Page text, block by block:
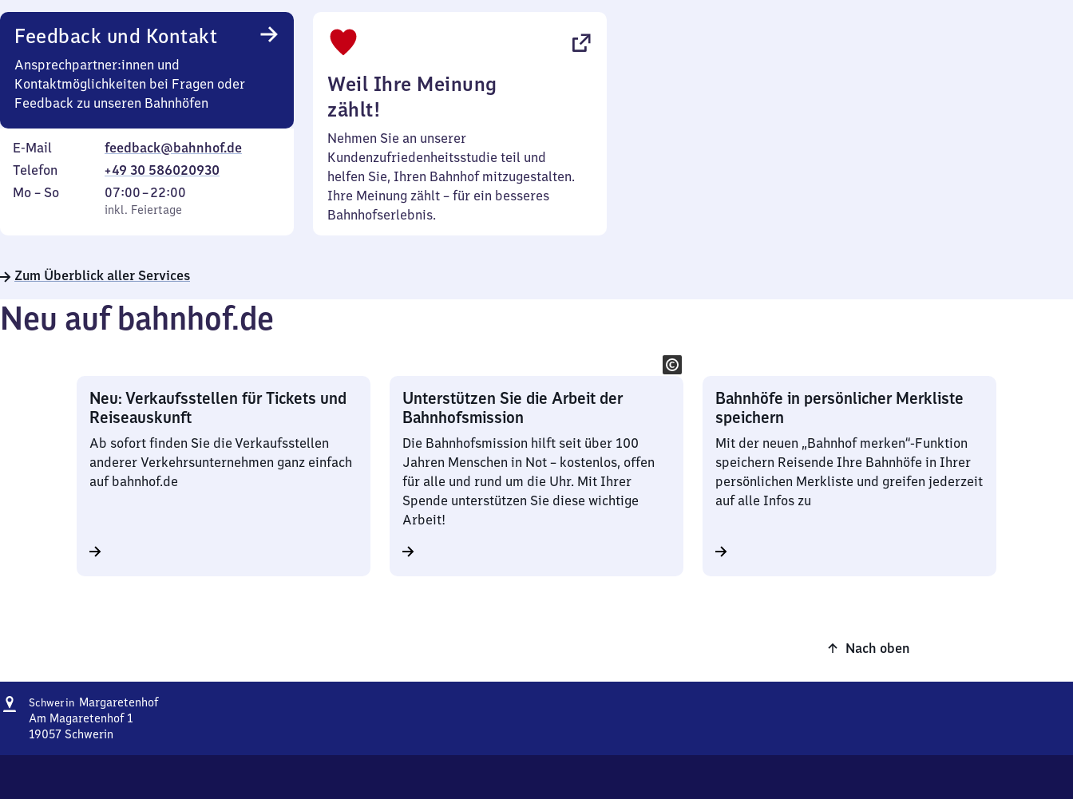
Feedback und Kontakt
Ansprechpartner:innen und
Kontaktmöglichkeiten bei Fragen oder
Feedback zu unseren Bahnhöfen
E-Mail
feedback@bahnhof.de
Telefon
+49 30 586020930
Montag
Mo – So,
inkl. Feiertage
07:00–22:00
Von
7
22
inkl. Feiertage
Weil Ihre Meinung
zählt!
Nehmen Sie an unserer
Kundenzufriedenheitsstudie teil und
helfen Sie, Ihren Bahnhof mitzugestalten.
Ihre Meinung zählt – für ein besseres
Bahnhofserlebnis.
Zum Überblick aller Services
Neu auf bahnhof.de
Neu: Verkaufsstellen für Tickets und
Reiseauskunft
Ab sofort finden Sie die Verkaufsstellen
anderer Verkehrsunternehmen ganz einfach
auf bahnhof.de
Unterstützen Sie die Arbeit der
Bahnhofsmission
Die Bahnhofsmission hilft seit über 100
Jahren Menschen in Not – kostenlos, offen
für alle und rund um die Uhr. Mit Ihrer
Spende unterstützen Sie diese wichtige
Arbeit!
Bahnhöfe in persönlicher Merkliste
speichern
Mit der neuen „Bahnhof merken“-Funktion
speichern Reisende Ihre Bahnhöfe in Ihrer
persönlichen Merkliste und greifen jederzeit
auf alle Infos zu
Nach oben
Adresse
Schwerin MargaretenhofSchwerin-
Am Magaretenhof 1
19057 Schwerin